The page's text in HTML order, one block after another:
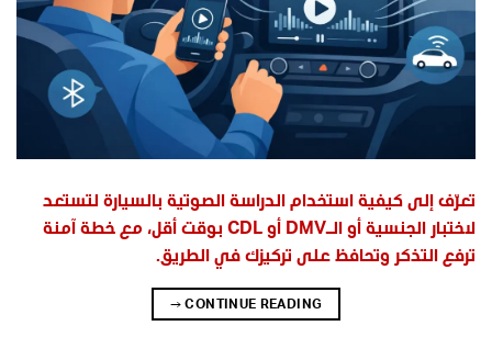
تعرّف إلى كيفية استخدام الدراسة الصوتية بالسيارة لتستعد
لاختبار الجنسية أو الـDMV أو CDL بوقت أقل، مع خطة آمنة
ترفع التذكر وتحافظ على تركيزك في الطريق.
CONTINUE READING
→